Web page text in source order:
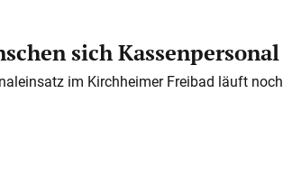
sich Kassenpersonal
im Kirchheimer Freibad läuft noch